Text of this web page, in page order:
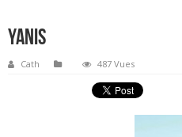
Yanis
Cath 487 Vues